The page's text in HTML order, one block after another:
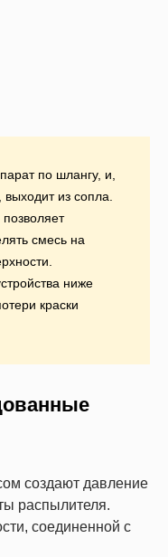
по шлангу, и,
из сопла.
смесь на
ниже
краски
создают давление
распылителя.
соединенной с